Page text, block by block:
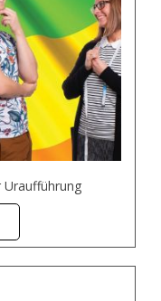
Uraufführung